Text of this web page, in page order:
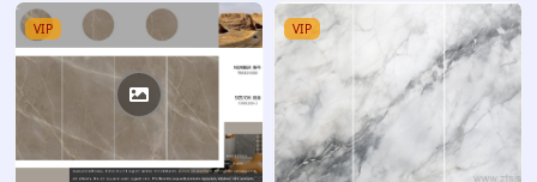
VIP VIP